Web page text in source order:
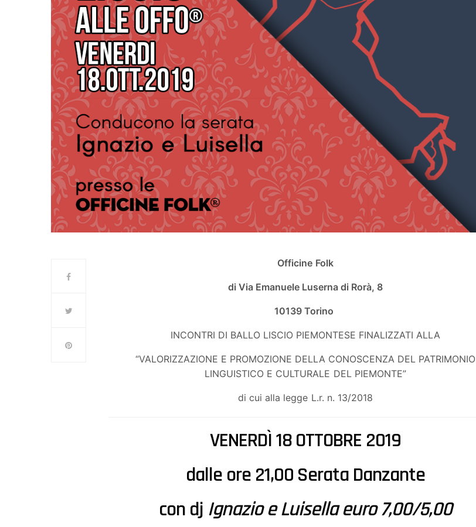
Officine Folk
di Via Emanuele Luserna di Rorà, 8
10139 Torino
INCONTRI DI BALLO LISCIO PIEMONTESE FINALIZZATI ALLA
“VALORIZZAZIONE E PROMOZIONE DELLA CONOSCENZA DEL PATRIMONIO
LINGUISTICO E CULTURALE DEL PIEMONTE”
di cui alla legge L.r. n. 13/2018
VENERDÌ 18 OTTOBRE 2019
dalle ore 21,00 Serata Danzante
con dj Ignazio e Luisella euro 7,00/5,00